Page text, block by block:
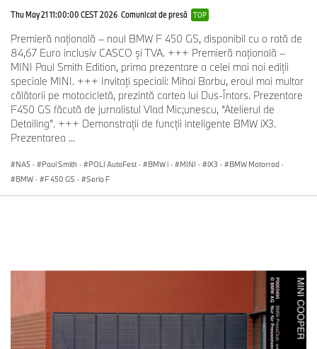
Thu May 21 11:00:00 CEST 2026 Comunicat de presă TOP
Premieră naţională – noul BMW F 450 GS, disponibil cu o rată de
84,67 Euro inclusiv CASCO şi TVA. +++ Premieră națională –
MINI Paul Smith Edition, prima prezentare a celei mai noi ediţii
speciale MINI. +++ Invitaţi speciali: Mihai Barbu, eroul mai multor
călătorii pe motocicletă, prezintă cartea lui Dus-Întors. Prezentare
F450 GS făcută de jurnalistul Vlad Mic;unescu, “Atelierul de
Detailing”. +++ Demonstraţii de funcţii inteligente BMW iX3.
Prezentarea ...
NA5 · Paul Smith · POLI AutoFest · BMW i · MINI · iX3 · BMW Motorrad ·
BMW · F 450 GS · Seria F